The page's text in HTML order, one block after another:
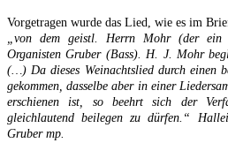
Vorgetragen wurde das Lied, wie es im
„von dem geistl. Herrn Mohr (der ein
Organisten Gruber (Bass). H. J. Mohr
(…) Da dieses Weinachtslied durch einen
gekommen, dasselbe aber in einer
erschienen ist, so beehrt sich der
gleichlautend beilegen zu dürfen.“
Gruber mp.